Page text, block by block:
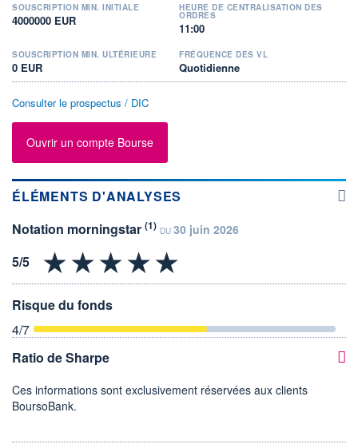
SOUSCRIPTION MIN. INITIALE
4000000 EUR
HEURE DE CENTRALISATION DES
ORDRES
11:00
SOUSCRIPTION MIN. ULTÉRIEURE
0 EUR
FRÉQUENCE DES VL
Quotidienne
Consulter le prospectus / DIC
Ouvrir un compte Bourse
ÉLÉMENTS D'ANALYSES
Notation morningstar (1) DU 30 juin 2026
Risque du fonds
4/7
Ratio de Sharpe
Ces informations sont exclusivement réservées aux clients
BoursoBank.